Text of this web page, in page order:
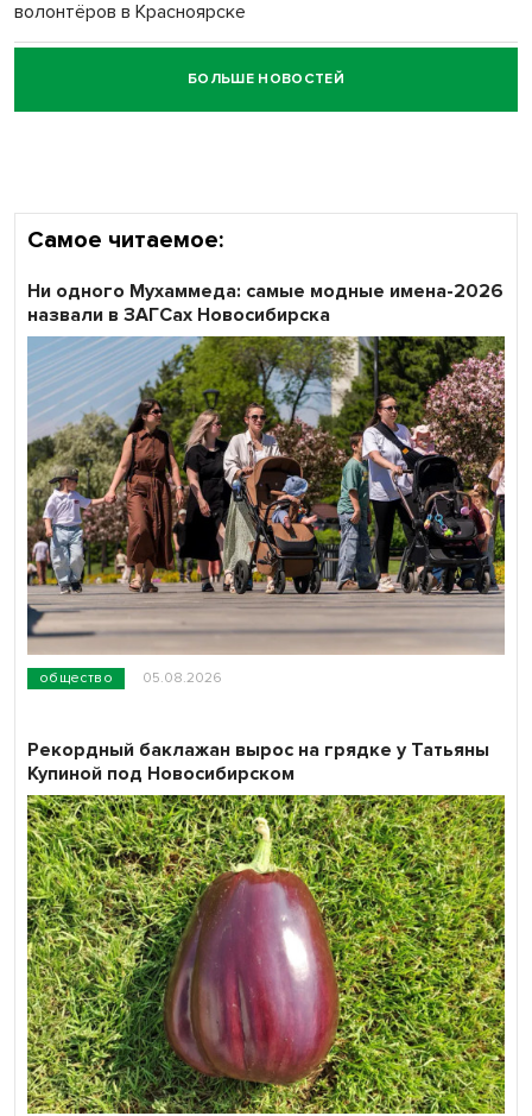
волонтёров в Красноярске
Честный выбор: видеонаблюдение обеспечит
объективность результатов ЕДГ в Новосибирской
БОЛЬШЕ НОВОСТЕЙ
Самое читаемое:
общество 05.08.2026
Ни одного Мухаммеда: самые модные имена-2026
назвали в ЗАГСах Новосибирска
Рекордный баклажан вырос на грядке у Татьяны
Купиной под Новосибирском